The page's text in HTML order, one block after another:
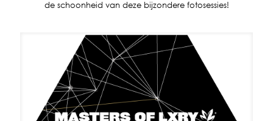
de schoonheid van deze bijzondere fotosessies!